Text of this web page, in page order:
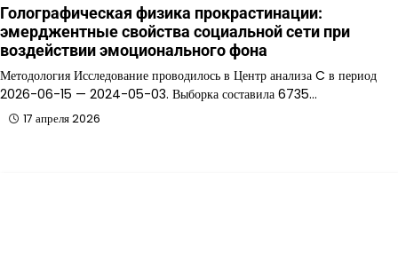
Голографическая физика прокрастинации:
эмерджентные свойства социальной сети при
воздействии эмоционального фона
Методология Исследование проводилось в Центр анализа C в период
2026-06-15 — 2024-05-03. Выборка составила 6735…
17 апреля 2026